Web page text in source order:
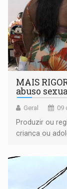
MAIS
abuso
Geral 09
Produzir ou
criança ou